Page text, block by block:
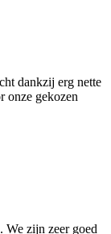
dankzij erg nette
onze gekozen
We zijn zeer goed